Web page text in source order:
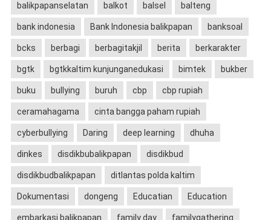
balikpapanselatan balkot balsel balteng
bank indonesia Bank Indonesia balikpapan banksoal
bcks berbagi berbagitakjil berita berkarakter
bgtk bgtkkaltim kunjunganedukasi bimtek bukber
buku bullying buruh cbp cbp rupiah
ceramahagama cinta bangga paham rupiah
cyberbullying Daring deep learning dhuha
dinkes disdikbubalikpapan disdikbud
disdikbudbalikpapan ditlantas polda kaltim
Dokumentasi dongeng Educatian Education
embarkasi balikpapan family day familygathering